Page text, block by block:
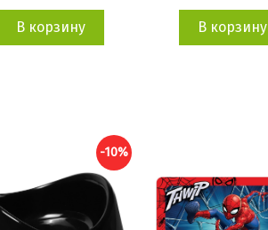
В корзину В корзину
-10%